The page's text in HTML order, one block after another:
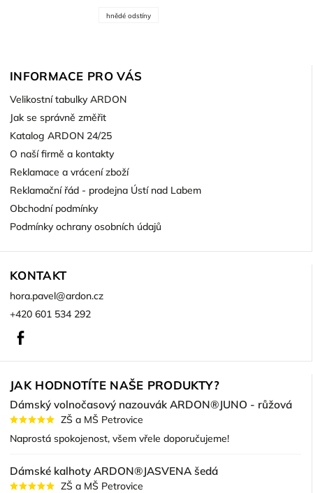
hnědé odstíny
INFORMACE PRO VÁS
Velikostní tabulky ARDON
Jak se správně změřit
Katalog ARDON 24/25
O naší firmě a kontakty
Reklamace a vrácení zboží
Reklamační řád - prodejna Ústí nad Labem
Obchodní podmínky
Podmínky ochrany osobních údajů
KONTAKT
hora.pavel@ardon.cz
+420 601 534 292
JAK HODNOTÍTE NAŠE PRODUKTY?
Dámský volnočasový nazouvák ARDON®JUNO - růžová
ZŠ a MŠ Petrovice
Naprostá spokojenost, všem vřele doporučujeme!
Dámské kalhoty ARDON®JASVENA šedá
ZŠ a MŠ Petrovice